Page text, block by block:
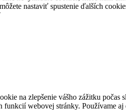
nastaviť spustenie ďalších
na zlepšenie vášho zážitku
funkcií webovej stránky. Používame